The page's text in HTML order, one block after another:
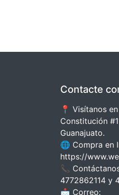
Contacte
📍 Visítanos
Constitución
Guanajuato.
🌐 Compra en
https://
📞
4772862114 y
📩 Correo: